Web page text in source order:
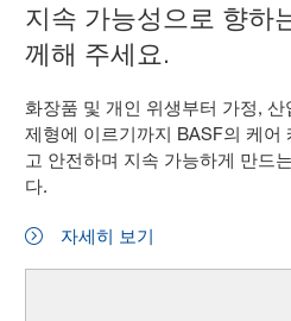
지속 가능성으로 향하
께해 주세요.
화장품 및 개인 위생부터 가정,
제형에 이르기까지 BASF의 케어
고 안전하며 지속 가능하게 만드
다.
자세히 보기